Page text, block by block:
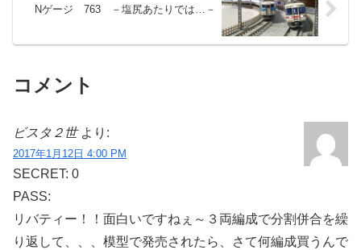
Nゲージ 763 －塩尻あたりでは…－
コメント
ビスタ２世 より:
2017年1月12日 4:00 PM
SECRET: 0
PASS:
リバティー！！面白いですねぇ～３両編成で分割併合を繰
り返して、、、模型で発売されたら、さて何編成買うんで